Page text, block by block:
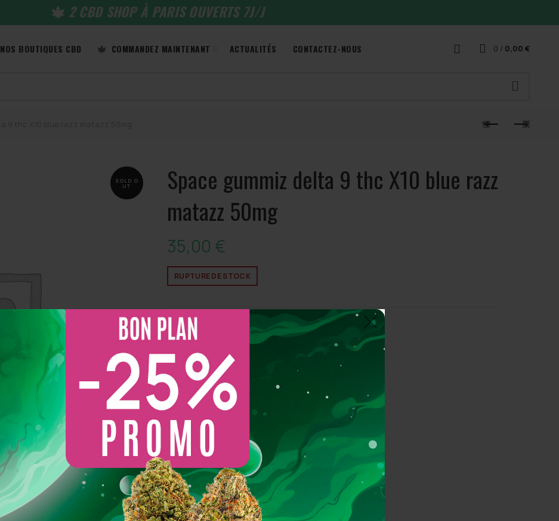
2 CBD SHOP À PARIS OUVERTS 7J/J
NOS BOUTIQUES CBD COMMANDEZ MAINTENANT ACTUALITÉS CONTACTEZ-NOUS 0 / 0,00 €
SOLD O
UT
Space gummiz delta 9 thc X10 blue razz
matazz 50mg
35,00 €
RUPTURE DE STOCK
UGS :49626648
Catégorie : Gummies THC
Share